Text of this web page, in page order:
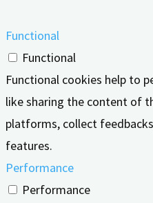
Functional
Functional
Functional cookies help to
like sharing the content of
platforms, collect
features.
Performance
Performance